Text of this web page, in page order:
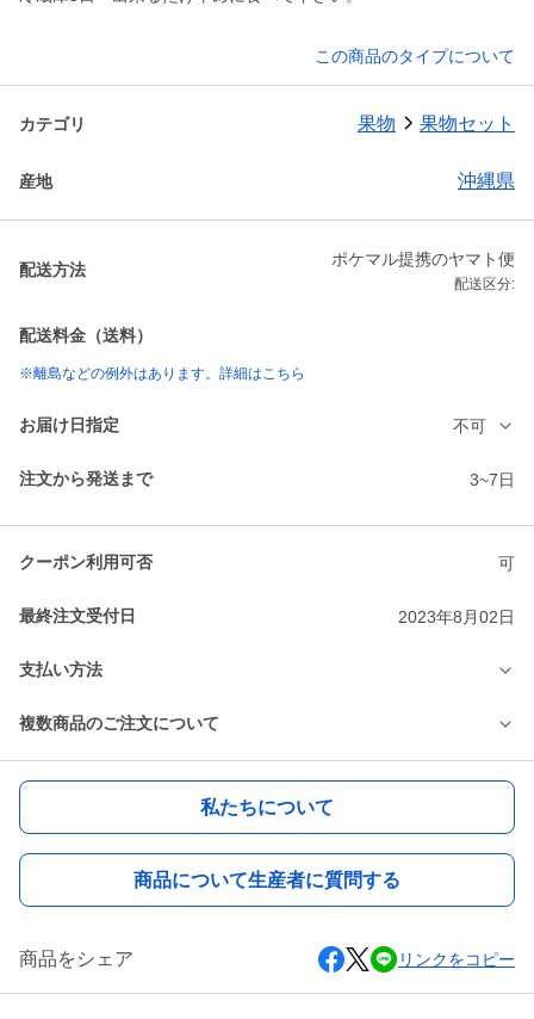
この商品のタイプについて
カテゴリ 果物 果物セット
産地 沖縄県
配送方法
ポケマル提携のヤマト便
配送区分:
配送料金（送料）
※離島などの例外はあります。詳細はこちら
お届け日指定 不可
注文から発送まで 3~7日
クーポン利用可否 可
最終注文受付日 2023年8月02日
支払い方法
複数商品のご注文について
私たちについて
商品について生産者に質問する
商品をシェア リンクをコピー